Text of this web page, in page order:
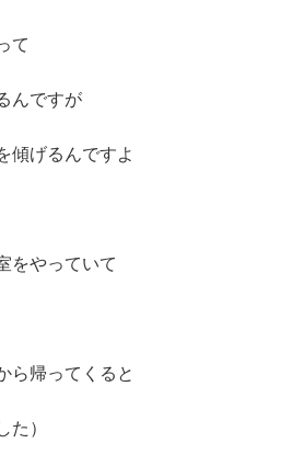
て
んですが
傾げるんですよ
をやっていて
ら帰ってくると
た）